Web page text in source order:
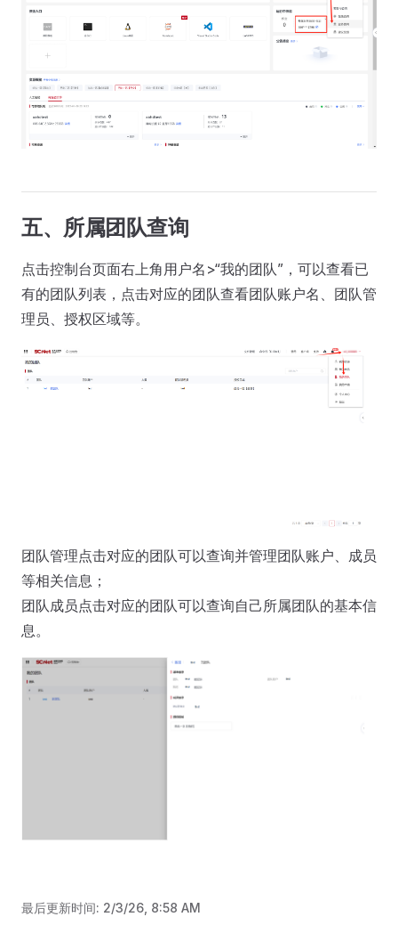
五、所属团队查询
点击控制台页面右上角用户名>“我的团队”，可以查看已
有的团队列表，点击对应的团队查看团队账户名、团队管
理员、授权区域等。
团队管理点击对应的团队可以查询并管理团队账户、成员
等相关信息；
团队成员点击对应的团队可以查询自己所属团队的基本信
息。
最后更新时间: 2/3/26, 8:58 AM